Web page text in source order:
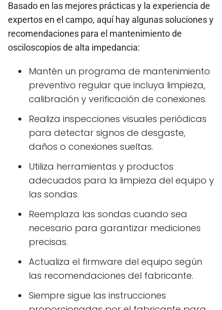
Basado en las mejores prácticas y la experiencia de
expertos en el campo, aquí hay algunas soluciones y
recomendaciones para el mantenimiento de
osciloscopios de alta impedancia:
Mantén un programa de mantenimiento
preventivo regular que incluya limpieza,
calibración y verificación de conexiones.
Realiza inspecciones visuales periódicas
para detectar signos de desgaste,
daños o conexiones sueltas.
Utiliza herramientas y productos
adecuados para la limpieza del equipo y
las sondas.
Reemplaza las sondas cuando sea
necesario para garantizar mediciones
precisas.
Actualiza el firmware del equipo según
las recomendaciones del fabricante.
Siempre sigue las instrucciones